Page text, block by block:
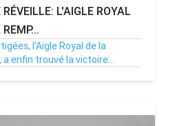
L'AIGLE ROYAL
l'Aigle Royal de la
a enfin trouvé la victoire...
Par MenouActu 0